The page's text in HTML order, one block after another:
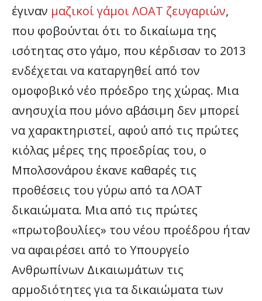
έγιναν μαζικοί γάμοι ΛΟΑΤ ζευγαριών,
που φοβούνται ότι το δικαίωμα της
ισότητας στο γάμο, που κέρδισαν το 2013
ενδέχεται να καταργηθεί από τον
ομοφοβικό νέο πρόεδρο της χώρας. Μια
ανησυχία που μόνο αβάσιμη δεν μπορεί
να χαρακτηριστεί, αφού από τις πρώτες
κιόλας μέρες της προεδρίας του, ο
Μπολσονάρου έκανε καθαρές τις
προθέσεις του γύρω από τα ΛΟΑΤ
δικαιώματα. Μια από τις πρώτες
«πρωτοβουλίες» του νέου προέδρου ήταν
να αφαιρέσει από το Υπουργείο
Ανθρωπίνων Δικαιωμάτων τις
αρμοδιότητες για τα δικαιώματα των